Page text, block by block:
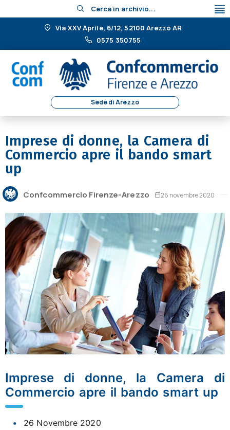
Cerca in archivio...
Via XXV Aprile, 6/12, 52100 Arezzo AR
0575 350755
Sede di Arezzo
Imprese di donne, la Camera di
Commercio apre il bando smart
up
Confcommercio Firenze-Arezzo 26 novembre 2020
Imprese di donne, la Camera di
Commercio apre il bando smart up
26 Novembre 2020